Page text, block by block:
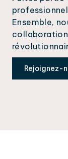
Ensemble,
Rejoignez-